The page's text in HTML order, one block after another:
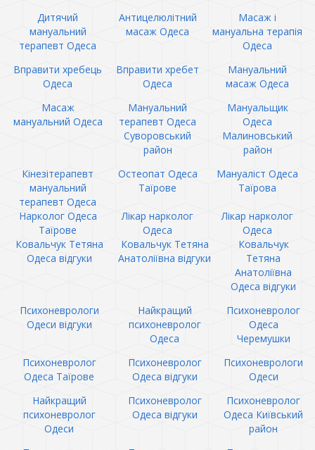
Дитячий
мануальний
терапевт Одеса
Антицелюлітний
масаж Одеса
Масаж і
мануальна терапія
Одеса
Вправити хребець
Одеса
Вправити хребет
Одеса
Мануальний
масаж Одеса
Масаж
мануальний Одеса
Мануальний
терапевт Одеса
Суворовський
район
Мануальщик
Одеса
Малиновський
район
Кінезітерапевт
мануальний
терапевт Одеса
Остеопат Одеса
Таїрове
Мануаліст Одеса
Таїрова
Нарколог Одеса
Таїрове
Лікар нарколог
Одеса
Лікар нарколог
Одеса
Ковальчук Тетяна
Одеса відгуки
Ковальчук Тетяна
Анатоліївна відгуки
Ковальчук
Тетяна
Анатоліївна
Одеса відгуки
Психоневрологи
Одеси відгуки
Найкращий
психоневролог
Одеса
Психоневролог
Одеса
Черемушки
Психоневролог
Одеса Таїрове
Психоневролог
Одеса відгуки
Психоневрологи
Одеси
Найкращий
психоневролог
Одеси
Психоневролог
Одеса відгуки
Психоневролог
Одеса Київський
район